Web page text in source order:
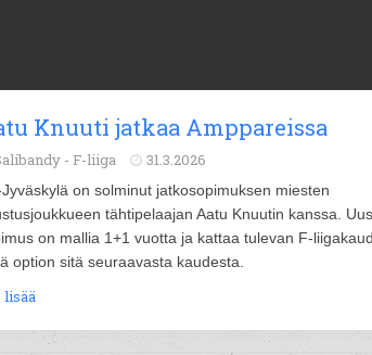
Knuuti jatkaa Amppareissa
- F-liiga 31.3.2026
on solminut jatkosopimuksen miesten
tähtipelaajan Aatu Knuutin kanssa.
on mallia 1+1 vuotta ja kattaa tulevan F-
option sitä seuraavasta kaudesta.
lisää